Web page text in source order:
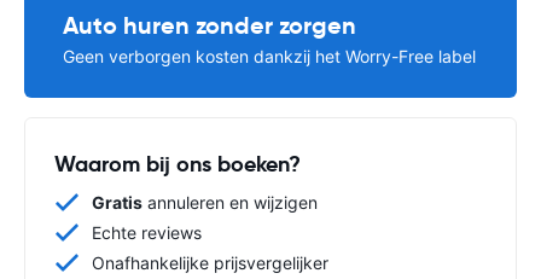
Auto huren zonder zorgen
Geen verborgen kosten dankzij het Worry-Free label
Waarom bij ons boeken?
Gratis annuleren en wijzigen
Echte reviews
Onafhankelijke prijsvergelijker